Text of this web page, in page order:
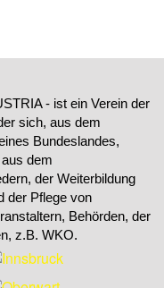
- ist ein Verein der
sich, aus dem
Bundeslandes,
dem
der Weiterbildung
der Pflege von
Behörden, der
z.B. WKO.